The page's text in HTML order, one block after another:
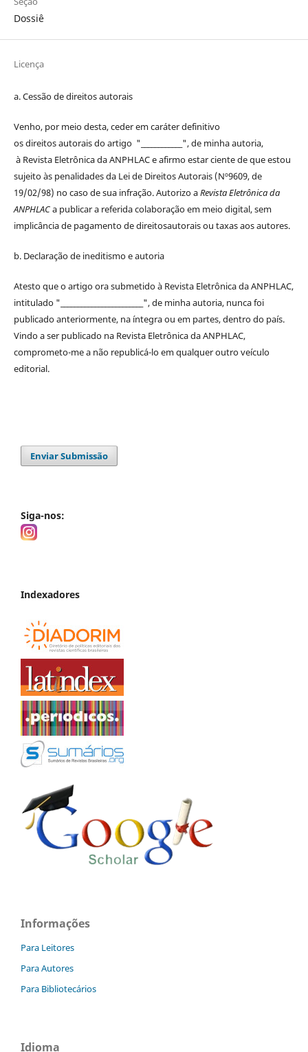
Dossiê
Licença
a. Cessão dedireitosautorais
Venho, por meio desta, ceder em caráter definitivo
osdireitosautoraisdo artigo "____________", de minha autoria,
à Revista Eletrônica da ANPHLACe afirmo estar ciente de que estou
sujeito às penalidades da Lei de DireitosAutorais(Nº9609, de
19/02/98) no caso de sua infração. Autorizo aRevista Eletrônica da
ANPHLACa publicar a referida colaboração em meio digital, sem
implicância de pagamento dedireitosautoraisou taxas aos autores.
b. Declaração de ineditismo e autoria
Atesto que o artigo ora submetido à Revista Eletrônica da ANPHLAC,
intitulado "________________________", de minha autoria, nunca foi
publicado anteriormente, na íntegra ou em partes, dentrodo país.
Vindo a ser publicado na Revista Eletrônica da ANPHLAC,
comprometo-me a não republicá-lo em qualquer outro veículo
editorial.
Enviar Submissão
Siga-nos:
Indexadores
Informações
Para Leitores
Para Autores
Para Bibliotecários
Idioma